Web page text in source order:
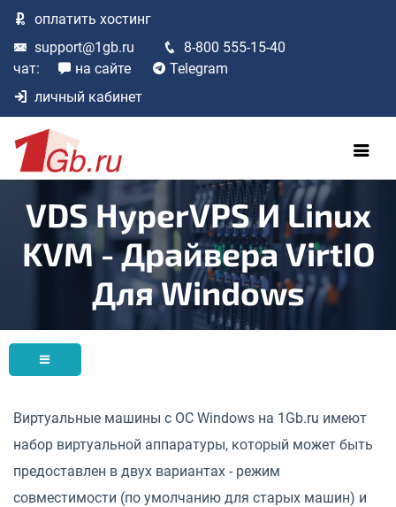
оплатить хостинг
support@1gb.ru
8-800 555-15-40
чат:
на сайте
Telegram
личный кабинет
VDS HyperVPS И Linux
KVM - Драйвера VirtIO
Для Windows
Виртуальные машины с ОС Windows на 1Gb.ru имеют
набор виртуальной аппаратуры, который может быть
предоставлен в двух вариантах - режим
совместимости (по умолчанию для старых машин) и